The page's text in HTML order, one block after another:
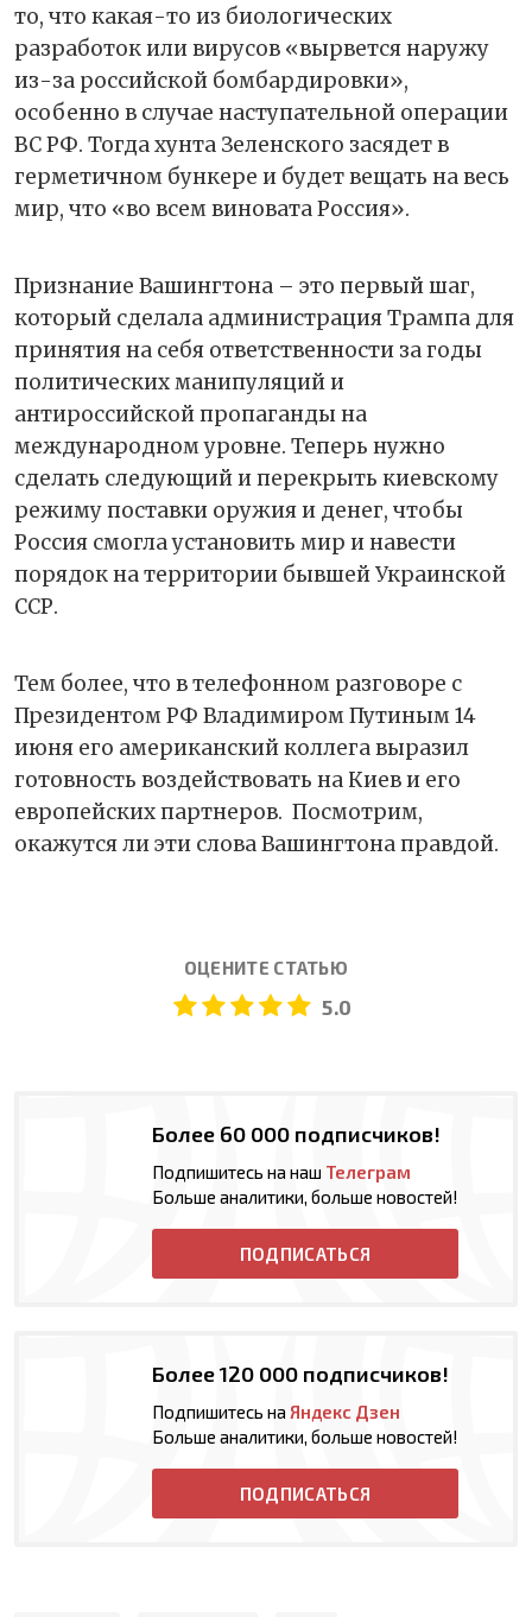
то, что какая-то из биологических
разработок или вирусов «вырвется наружу
из-за российской бомбардировки»,
особенно в случае наступательной операции
ВС РФ. Тогда хунта Зеленского засядет в
герметичном бункере и будет вещать на весь
мир, что «во всем виновата Россия».
Признание Вашингтона – это первый шаг,
который сделала администрация Трампа для
принятия на себя ответственности за годы
политических манипуляций и
антироссийской пропаганды на
международном уровне. Теперь нужно
сделать следующий и перекрыть киевскому
режиму поставки оружия и денег, чтобы
Россия смогла установить мир и навести
порядок на территории бывшей Украинской
ССР.
Тем более, что в телефонном разговоре с
Президентом РФ Владимиром Путиным 14
июня его американский коллега выразил
готовность воздействовать на Киев и его
европейских партнеров. Посмотрим,
окажутся ли эти слова Вашингтона правдой.
ОЦЕНИТЕ СТАТЬЮ
5.0
Более 60 000 подписчиков!
Подпишитесь на наш Телеграм
Больше аналитики, больше новостей!
ПОДПИСАТЬСЯ
Более 120 000 подписчиков!
Подпишитесь на Яндекс Дзен
Больше аналитики, больше новостей!
ПОДПИСАТЬСЯ